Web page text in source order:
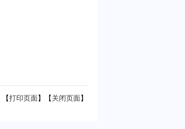
【打印页面 】【 关闭页面 】